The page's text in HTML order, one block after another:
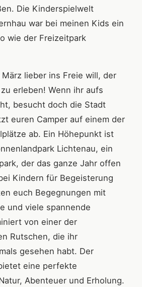
Die Kinderspielwelt
war bei meinen Kids ein
wie der Freizeitpark
lieber ins Freie will, der
erleben! Wenn ihr aufs
besucht doch die Stadt
euren Camper auf einem der
ab. Ein Höhepunkt ist
Lichtenau, ein
der das ganze Jahr offen
Kindern für Begeisterung
euch Begegnungen mit
und viele spannende
von einer der
Rutschen, die ihr
gesehen habt. Der
eine perfekte
Abenteuer und Erholung.